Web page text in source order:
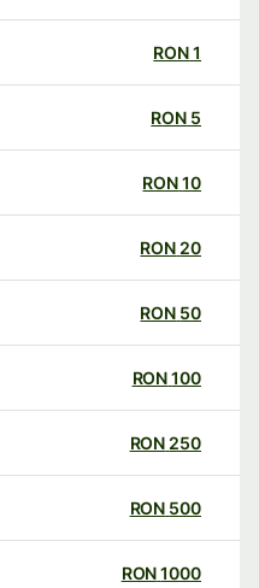
RON
RON
RON
20
RON
50
RON
100
RON
250
RON
500
RON
1000
RON